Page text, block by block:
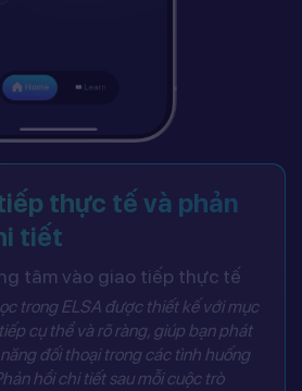
thực tế và phản
tiết
tâm vào giao tiếp thực tế
trong ELSA được thiết kế với mục
cụ thể và rõ ràng, giúp bạn phát
đối thoại trong các tình huống
hồi chi tiết sau mỗi cuộc trò